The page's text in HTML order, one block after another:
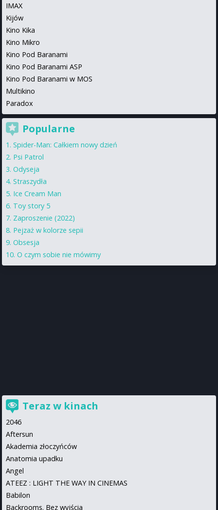
IMAX
Kijów
Kino Kika
Kino Mikro
Kino Pod Baranami
Kino Pod Baranami ASP
Kino Pod Baranami w MOS
Multikino
Paradox
Popularne
Spider-Man: Całkiem nowy dzień
Psi Patrol
Odyseja
Straszydła
Ice Cream Man
Toy story 5
Zaproszenie (2022)
Pejzaż w kolorze sepii
Obsesja
O czym sobie nie mówimy
Teraz w kinach
2046
Aftersun
Akademia złoczyńców
Anatomia upadku
Angel
ATEEZ : LIGHT THE WAY IN CINEMAS
Babilon
Backrooms. Bez wyjścia